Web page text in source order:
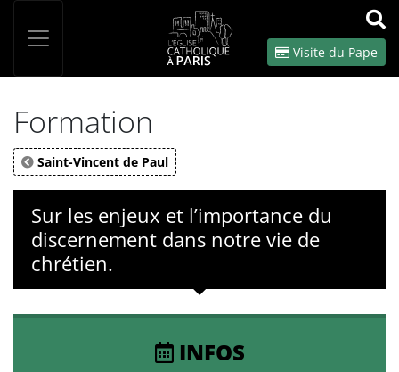
OK
Visite du Pape
Formation
Saint-Vincent de Paul
Sur les enjeux et l’importance du
discernement dans notre vie de
chrétien.
INFOS
Panneau de gestion des cookies